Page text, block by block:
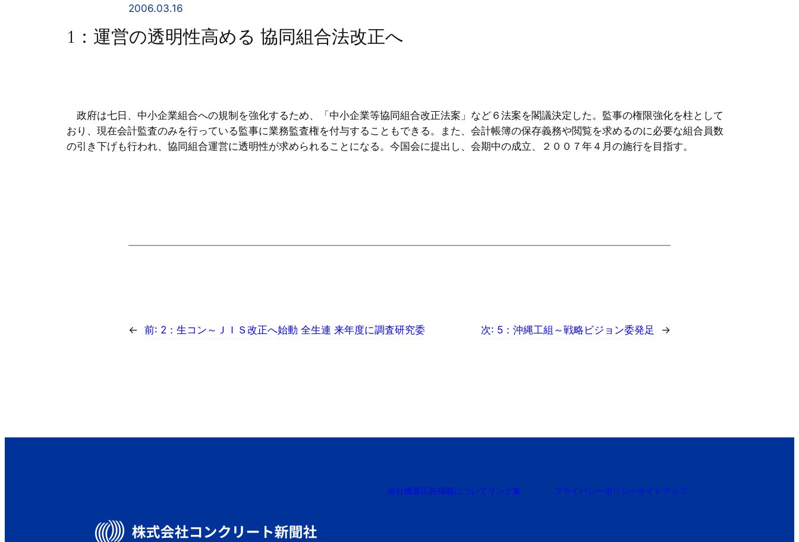
2006.03.16
1：運営の透明性高める 協同組合法改正へ
政府は七日、中小企業組合への規制を強化するため、「中小企業等協同組合改正法案」など６法案を閣議決定した。監事の権限強化を柱として
おり、現在会計監査のみを行っている監事に業務監査権を付与することもできる。また、会計帳簿の保存義務や閲覧を求めるのに必要な組合員数
の引き下げも行われ、協同組合運営に透明性が求められることになる。今国会に提出し、会期中の成立、２００７年４月の施行を目指す。
← 前: 2：生コン～ＪＩＳ改正へ始動 全生連 来年度に調査研究委 次: 5：沖縄工組～戦略ビジョン委発足 →
会社概要広告掲載について リンク集 プライバシーポリシーサイトマップ